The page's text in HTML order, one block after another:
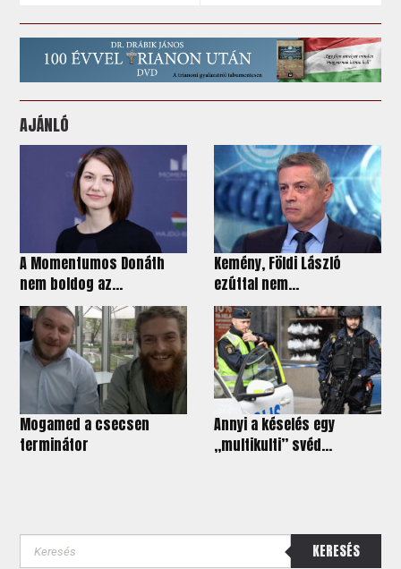
AJÁNLÓ
A Momentumos Donáth
nem boldog az...
Kemény, Földi László
ezúttal nem...
Mogamed a csecsen
terminátor
Annyi a késelés egy
„multikulti” svéd...
KERESÉS